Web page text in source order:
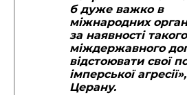
б дуже важко в
міжнародних
за наявності такого
міждержавного
відстоювати свої
імперської агресії»
Церану.